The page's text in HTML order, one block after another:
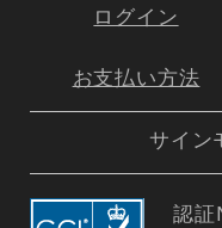
ログイン
お支払い方法
サイン
認証